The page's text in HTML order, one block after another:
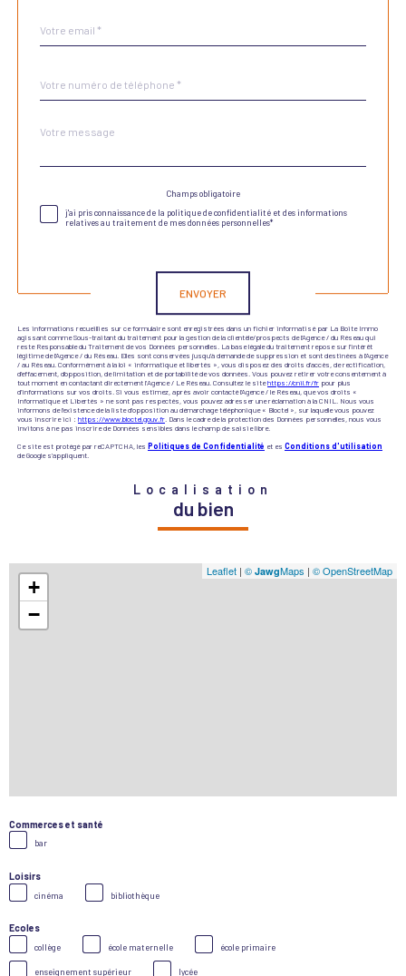
*
*
Fieldset
Message
*
Champs obligatoire
j'ai pris connaissance de la politique de confidentialité et des informations
relatives au traitement de mes données personnelles*
ENVOYER
Les informations recueillies sur ce formulaire sont enregistrées dans un fichier informatisé par La Boite Immo
agissant comme Sous-traitant du traitement pour la gestion de la clientèle/prospects de l'Agence / du Réseau qui
reste Responsable du Traitement de vos Données personnelles. La base légale du traitement repose sur l'intérêt
légitime de l'Agence / du Réseau. Elles sont conservées jusqu'à demande de suppression et sont destinées à l'Agence
/ au Réseau. Conformément à la loi « informatique et libertés », vous disposez des droits d’accès, de rectification,
d’effacement, d’opposition, de limitation et de portabilité de vos données. Vous pouvez retirer votre consentement à
tout moment en contactant directement l’Agence / Le Réseau. Consultez le sitehttps://cnil.fr/fr pour plus
d’informations sur vos droits. Si vous estimez, après avoir contacté l'Agence / le Réseau, que vos droits «
Informatique et Libertés » ne sont pas respectés, vous pouvez adresser une réclamation à la CNIL. Nous vous
informons de l’existence de la liste d'opposition au démarchage téléphonique « Bloctel », sur laquelle vous pouvez
vous inscrire ici : https://www.bloctel.gouv.fr . Dans le cadre de la protection des Données personnelles, nous vous
invitons à ne pas inscrire de Données sensibles dans le champ de saisie libre.
Ce site est protégé par reCAPTCHA, les Politiques de Confidentialité et es Conditions d'utilisation
de Google s'appliquent.
Localisation
du bien
+
−
Leaflet | © JawgMaps | © OpenStreetMap
Commerces et santé
bar
Loisirs
cinéma bibliothèque
Ecoles
collège école maternelle école primaire
enseignement supérieur lycée